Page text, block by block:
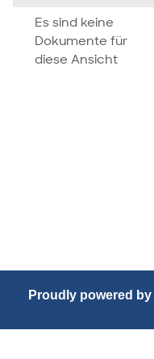
Es sind keine
Dokumente für
diese Ansicht
Proudly powered by